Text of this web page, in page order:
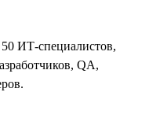
50 ИТ-специалистов,
QA,